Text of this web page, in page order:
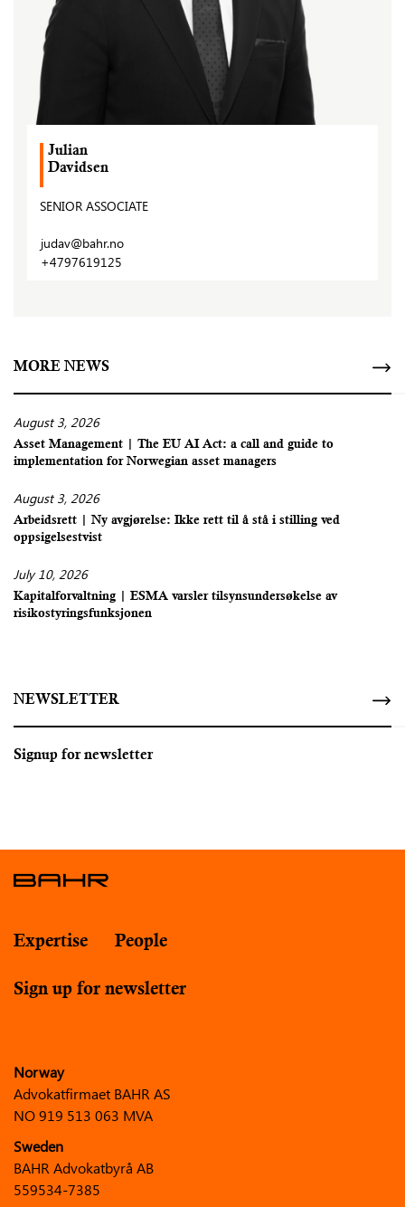
Julian
Davidsen
SENIOR ASSOCIATE
judav@bahr.no
+4797619125
MORE NEWS
August 3, 2026
Asset Management | The EU AI Act: a call and guide to
implementation for Norwegian asset managers
August 3, 2026
Arbeidsrett | Ny avgjørelse: Ikke rett til å stå i stilling ved
oppsigelsestvist
July 10, 2026
Kapitalforvaltning | ESMA varsler tilsynsundersøkelse av
risikostyringsfunksjonen
NEWSLETTER
Signup for newsletter
Expertise People
Sign up for newsletter
Norway
Advokatfirmaet BAHR AS
NO 919 513 063 MVA
Sweden
BAHR Advokatbyrå AB
559534-7385